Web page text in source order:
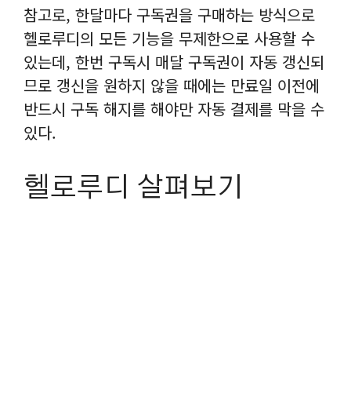
참고로, 한달마다 구독권을 구매하는 방식으로
헬로루디의 모든 기능을 무제한으로 사용할 수
있는데, 한번 구독시 매달 구독권이 자동 갱신되
므로 갱신을 원하지 않을 때에는 만료일 이전에
반드시 구독 해지를 해야만 자동 결제를 막을 수
있다.
헬로루디 살펴보기